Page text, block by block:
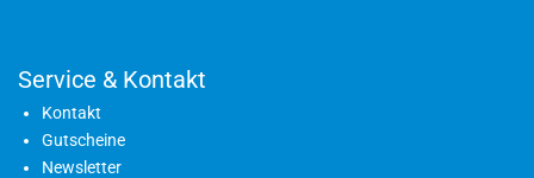
Service & Kontakt
Kontakt
Gutscheine
Newsletter